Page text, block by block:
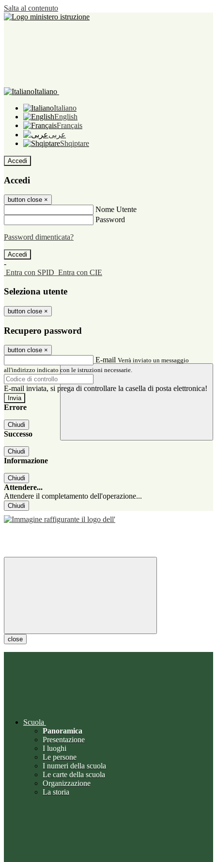
Salta al contenuto
Italiano
Italiano
English
Français
عربى
Shqiptare
Accedi
Accedi
button close ×
Nome Utente
Password
Password dimenticata?
-
Entra con SPID Entra con CIE
Seleziona utente
button close ×
Recupero password
button close ×
E-mail Verrà inviato un messaggio
all'indirizzo indicato con le istruzioni necessarie.
E-mail inviata, si prega di controllare la casella di posta elettronica!
Errore
Chiudi
Successo
Chiudi
Informazione
Chiudi
Attendere...
Attendere il completamento dell'operazione...
Chiudi
close
Scuola
Panoramica
Presentazione
I luoghi
Le persone
I numeri della scuola
Le carte della scuola
Organizzazione
La storia